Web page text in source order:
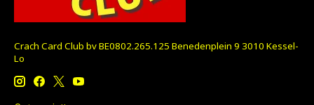
Crach Card Club bv BE0802.265.125 Benedenplein 9 3010 Kessel-
Lo